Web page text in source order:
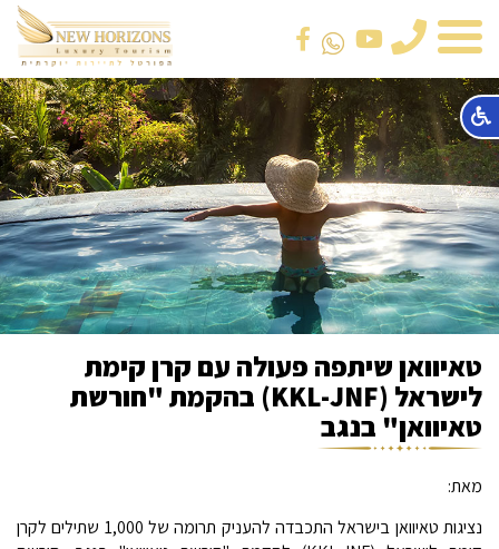
טלפון
טאיוואן שיתפה פעולה עם קרן קימת
לישראל (KKL-JNF) בהקמת "חורשת
טאיוואן" בנגב
מאת:
נציגות טאיוואן בישראל התכבדה להעניק תרומה של 1,000 שתילים לקרן